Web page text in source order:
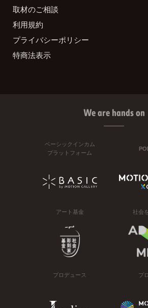
取材のご相談
利用規約
プライバシーポリシー
特商法表示
We are hands on
ベーシックインカム
プラットフォーム
アート基金 社会
プロデュース プ